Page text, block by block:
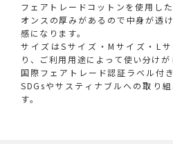
フェアトレードコットンを使用し
オンスの厚みがあるので中身が透
感になります。
サイズはSサイズ・Mサイズ・L
り、ご利用用途によって使い分けが
国際フェアトレード認証ラベル付
SDGsやサスティナブルへの取り
す。